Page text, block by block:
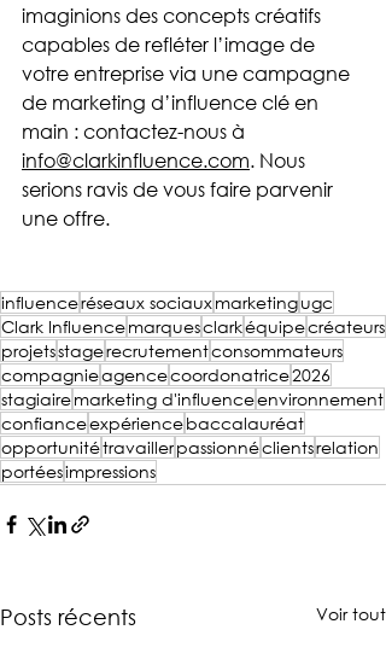
imaginions des concepts créatifs
capables de refléter l’image de
votre entreprise via une campagne
de marketing d’influence clé en
main : contactez-nous à
info@clarkinfluence.com. Nous
serions ravis de vous faire parvenir
une offre.
influenceréseaux sociauxmarketingugc
Clark Influencemarquesclarkéquipecréateurs
projetsstagerecrutementconsommateurs
compagnieagencecoordonatrice2026
stagiairemarketing d'influenceenvironnement
confianceexpériencebaccalauréat
opportunitétravaillerpassionnéclientsrelation
portéesimpressions
Posts récents Voir tout